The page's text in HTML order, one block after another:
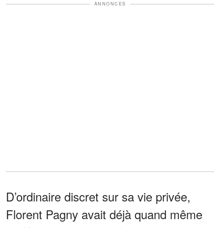
ANNONCES
D’ordinaire discret sur sa vie privée,
Florent Pagny avait déjà quand même